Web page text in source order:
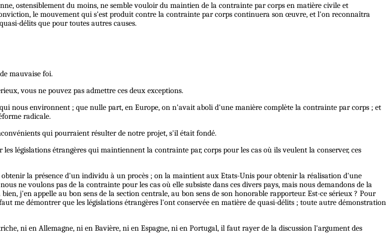
ostensiblement du moins, ne semble vouloir du maintien de la contrainte par corps en matière civile et
le mouvement qui s'est produit contre la contrainte par corps continuera son œuvre, et l'on reconnaîtra
délits que pour toutes autres causes.
mauvaise foi.
vous ne pouvez pas admettre ces deux exceptions.
nous environnent ; que nulle part, en Europe, on n'avait aboli d'une manière complète la contrainte par corps ; et
radicale.
qui pourraient résulter de notre projet, s'il était fondé.
législations étrangères qui maintiennent la contrainte par, corps pour les cas où ils veulent la conserver, ces
la présence d'un individu à un procès ; on la maintient aux Etats-Unis pour obtenir la réalisation d'une
ne voulons pas de la contrainte pour les cas où elle subsiste dans ces divers pays, mais nous demandons de la
j'en appelle au bon sens de la section centrale, au bon sens de son honorable rapporteur. Est-ce sérieux ? Pour
me démontrer que les législations étrangères l'ont conservée en matière de quasi-délits ; toute autre démonstration
ni en Allemagne, ni en Bavière, ni en Espagne, ni en Portugal, il faut rayer de la discussion l'argument des